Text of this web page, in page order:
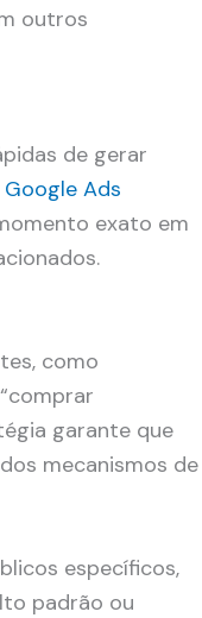
outros
de gerar
Google Ads
exato em
como
garante que
mecanismos de
específicos,
padrão ou